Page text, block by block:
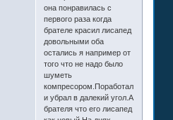
она понравилась с
первого раза когда
брателе красил лисапед
довольными оба
остались я например от
того что не надо было
шуметь
компресором.Поработал
и убрал в далекий угол.А
брателя что его лисапед